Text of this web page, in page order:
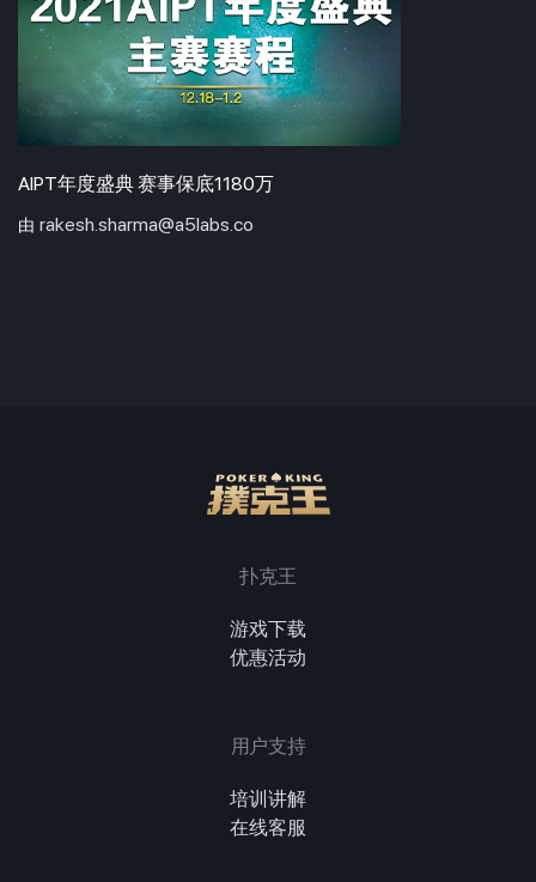
AIPT年度盛典 赛事保底1180万
由 rakesh.sharma@a5labs.co
扑克王
游戏下载
优惠活动
用户支持
培训讲解
在线客服